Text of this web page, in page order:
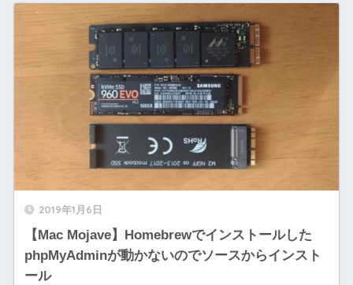
2019年1月6日
【Mac Mojave】Homebrewでインストールした
phpMyAdminが動かないのでソースからインスト
ール